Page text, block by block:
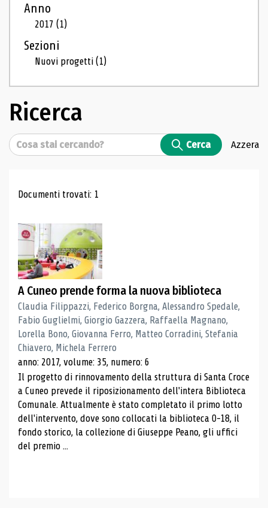
Anno
2017(1)
Sezioni
Nuovi progetti(1)
Ricerca
Cerca Cerca Azzera
Risultati di ricerca
Documenti trovati: 1
A Cuneo prende forma la nuova biblioteca
Claudia Filippazzi, Federico Borgna, Alessandro Spedale,
Fabio Guglielmi, Giorgio Gazzera, Raffaella Magnano,
Lorella Bono, Giovanna Ferro, Matteo Corradini, Stefania
Chiavero, Michela Ferrero
anno: 2017, volume: 35, numero: 6
Il progetto di rinnovamento della struttura di Santa Croce
a Cuneo prevede il riposizionamento dell'intera Biblioteca
Comunale. Attualmente è stato completato il primo lotto
dell'intervento, dove sono collocati la biblioteca 0-18, il
fondo storico, la collezione di Giuseppe Peano, gli uffici
del premio ...